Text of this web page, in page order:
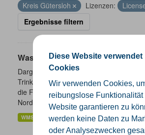
Diese Website verwendet
Cookies
Wir verwenden Cookies,
reibungslose Funktionalität
Website garantieren zu
werden keine Daten zu
oder Analysezwecken
Kreis Gütersloh
Lizenzen:
Ergebnisse filtern
Wasserschutzgebiete
Dargestellt werden die geplanten und
Trinkwasser- und
die Festsetzung von
Nordrhein-Westfalen...
WMS